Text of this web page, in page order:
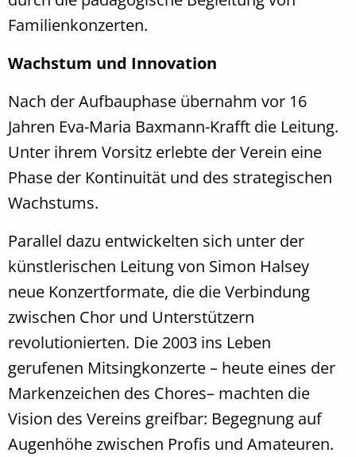
Familienkonzerten.
Wachstum und Innovation
Nach der Aufbauphase übernahm vor 16
Jahren Eva-Maria Baxmann-Krafft die Leitung.
Unter ihrem Vorsitz erlebte der Verein eine
Phase der Kontinuität und des strategischen
Wachstums.
Parallel dazu entwickelten sich unter der
künstlerischen Leitung von Simon Halsey
neue Konzertformate, die die Verbindung
zwischen Chor und Unterstützern
revolutionierten. Die 2003 ins Leben
gerufenen Mitsingkonzerte – heute eines der
Markenzeichen des Chores– machten die
Vision des Vereins greifbar: Begegnung auf
Augenhöhe zwischen Profis und Amateuren.